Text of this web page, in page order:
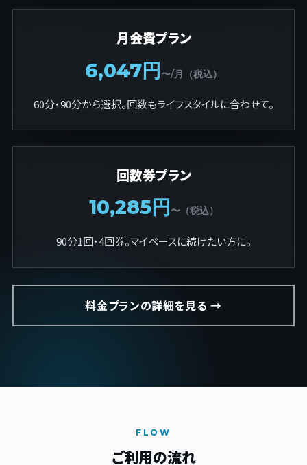
月会費プラン
6,047円〜/月（税込）
60分・90分から選択。回数もライフスタイルに合わせて。
回数券プラン
10,285円 〜（税込）
90分1回・4回券。マイペースに続けたい方に。
料金プランの詳細を見る →
FLOW
ご利用の流れ